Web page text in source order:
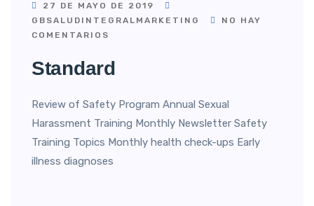
27 DE MAYO DE 2019
GBSALUDINTEGRALMARKETING
NO HAY
COMENTARIOS
Standard
Review of Safety Program Annual Sexual
Harassment Training Monthly Newsletter Safety
Training Topics Monthly health check-ups Early
illness diagnoses